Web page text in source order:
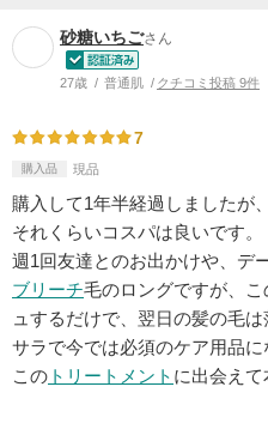
砂糖いちごさん
27歳 普通肌 クチコミ投稿 9件
7
購入品 現品
購入して1年半経過しましたが
それくらいコスパは良いです。
週1回友達とのお出かけや、デ
ブリーチ毛のロングですが、こ
ュするだけで、翌日の髪の毛
サラで今では必須のケア用品に
この トリートメント に出会えて